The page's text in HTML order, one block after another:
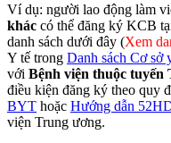
Ví dụ: người lao động làm
khác có thể đăng ký KCB
danh sách dưới đây (Xem
Y tế trong Danh sách Cơ
với Bệnh viện thuộc tuyến
điều kiện đăng ký theo quy
BYT hoặc Hướng dẫn
viện Trung ương.